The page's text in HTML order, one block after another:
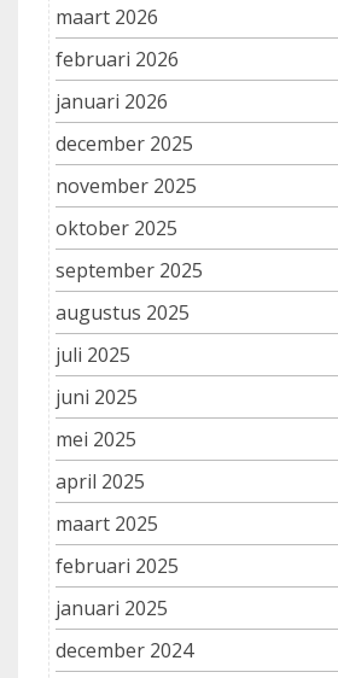
maart 2026
februari 2026
januari 2026
december 2025
november 2025
oktober 2025
september 2025
augustus 2025
juli 2025
juni 2025
mei 2025
april 2025
maart 2025
februari 2025
januari 2025
december 2024